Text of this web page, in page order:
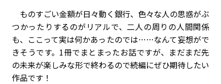
ものすごい金額が日々動く銀行、色々な人の思惑がぶ
つかったりするのがリアルで、二人の周りの人間関係
も、ここって実は何かあったのでは……なんて妄想がで
きそうです。1冊でまとまったお話ですが、まだまだ先
の未来が楽しみな形で終わるので続編にぜひ期待したい
作品です！